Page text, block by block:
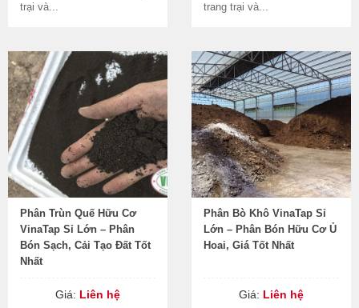
trại và...
trang trại và...
Phân Trùn Quế Hữu Cơ
VinaTap Sỉ Lớn – Phân
Bón Sạch, Cải Tạo Đất Tốt
Nhất
Giá: Liên hệ
Phân Bò Khô VinaTap Sỉ
Lớn – Phân Bón Hữu Cơ Ủ
Hoai, Giá Tốt Nhất
Giá: Liên hệ